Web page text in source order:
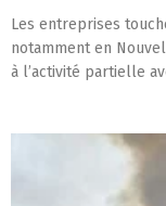
Les entreprises
notamment en
à l’activité partielle